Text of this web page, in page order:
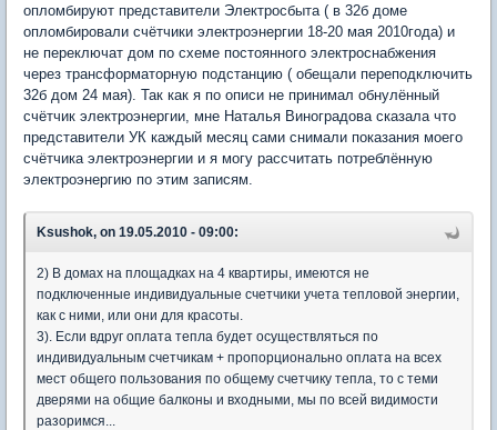
опломбируют представители Электросбыта ( в 32б доме
опломбировали счётчики электроэнергии 18-20 мая 2010года) и
не переключат дом по схеме постоянного электроснабжения
через трансформаторную подстанцию ( обещали переподключить
32б дом 24 мая). Так как я по описи не принимал обнулённый
счётчик электроэнергии, мне Наталья Виноградова сказала что
представители УК каждый месяц сами снимали показания моего
счётчика электроэнергии и я могу рассчитать потреблённую
электроэнергию по этим записям.
Ksushok, on 19.05.2010 - 09:00:
2) В домах на площадках на 4 квартиры, имеются не
подключенные индивидуальные счетчики учета тепловой энергии,
как с ними, или они для красоты.
3). Если вдруг оплата тепла будет осуществляться по
индивидуальным счетчикам + пропорционально оплата на всех
мест общего пользования по общему счетчику тепла, то с теми
дверями на общие балконы и входными, мы по всей видимости
разоримся...